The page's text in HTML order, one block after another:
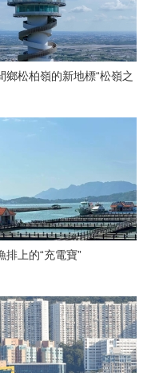
鄉松柏嶺的新地標“松嶺之
排上的“充電寶”